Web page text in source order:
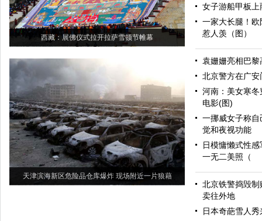
西藏：展佛仪式拉开拉萨雪顿节帷幕
天津滨海新区危险品仓库爆炸 现场附近一片狼藉
女子游船甲板
一家大长腿！
惹人羡（图）
袁姗姗亮相巴
北京警方在广
河南：美女寒
电影(图)
一挪威女子称
觉和夜视功能
日模慵懒式性
一无二美照（
北京铁警捣毁
卖往外地
日本奇葩雪人